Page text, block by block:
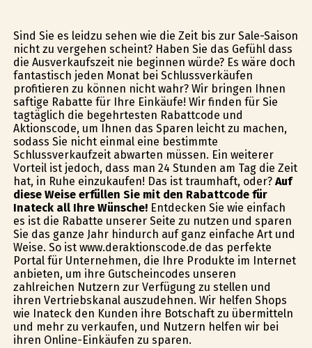
Sind Sie es leidzu sehen wie die Zeit bis zur Sale-Saison
nicht zu vergehen scheint? Haben Sie das Gefühl dass
die Ausverkaufszeit nie beginnen würde? Es wäre doch
fantastisch jeden Monat bei Schlussverkäufen
profitieren zu können nicht wahr? Wir bringen Ihnen
saftige Rabatte für Ihre Einkäufe! Wir finden für Sie
tagtäglich die begehrtesten Rabattcode und
Aktionscode, um Ihnen das Sparen leicht zu machen,
sodass Sie nicht einmal eine bestimmte
Schlussverkaufzeit abwarten müssen. Ein weiterer
Vorteil ist jedoch, dass man 24 Stunden am Tag die Zeit
hat, in Ruhe einzukaufen! Das ist traumhaft, oder? Auf
diese Weise erfüllen Sie mit den Rabattcode für
Inateck all Ihre Wünsche!Entdecken Sie wie einfach
es ist die Rabatte unserer Seite zu nutzen und sparen
Sie das ganze Jahr hindurch auf ganz einfache Art und
Weise. So ist www.deraktionscode.de das perfekte
Portal für Unternehmen, die Ihre Produkte im Internet
anbieten, um ihre Gutscheincodes unseren
zahlreichen Nutzern zur Verfügung zu stellen und
ihren Vertriebskanal auszudehnen. Wir helfen Shops
wie Inateck den Kunden ihre Botschaft zu übermitteln
und mehr zu verkaufen, und Nutzern helfen wir bei
ihren Online-Einkäufen zu sparen.